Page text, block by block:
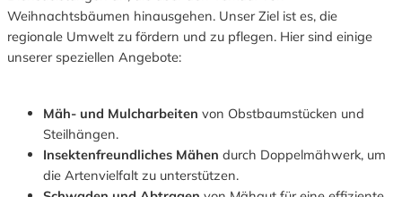
Weihnachtsbäumen hinausgehen. Unser Ziel ist es, die
regionale Umwelt zu fördern und zu pflegen. Hier sind einige
unserer speziellen Angebote:
Mäh- und Mulcharbeiten von Obstbaumstücken und
Steilhängen.
Insektenfreundliches Mähen durch Doppelmähwerk, um
die Artenvielfalt zu unterstützen.